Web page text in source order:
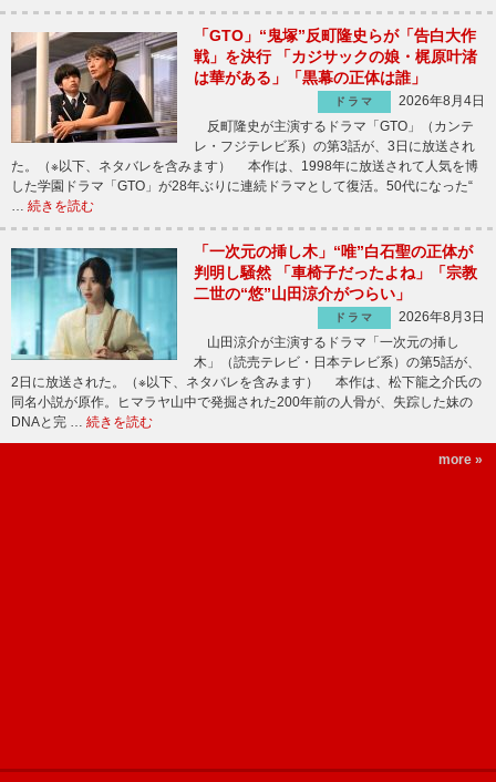
「GTO」“鬼塚”反町隆史らが「告白大作
戦」を決行 「カジサックの娘・梶原叶渚
は華がある」「黒幕の正体は誰」
ドラマ
2026年8月4日
反町隆史が主演するドラマ「GTO」（カンテ
レ・フジテレビ系）の第3話が、3日に放送され
た。（※以下、ネタバレを含みます） 本作は、1998年に放送されて人気を博
した学園ドラマ「GTO」が28年ぶりに連続ドラマとして復活。50代になった“
… 続きを読む
「一次元の挿し木」“唯”白石聖の正体が
判明し騒然 「車椅子だったよね」「宗教
二世の“悠”山田涼介がつらい」
ドラマ
2026年8月3日
山田涼介が主演するドラマ「一次元の挿し
木」（読売テレビ・日本テレビ系）の第5話が、
2日に放送された。（※以下、ネタバレを含みます） 本作は、松下龍之介氏の
同名小説が原作。ヒマラヤ山中で発掘された200年前の人骨が、失踪した妹の
DNAと完 … 続きを読む
more »